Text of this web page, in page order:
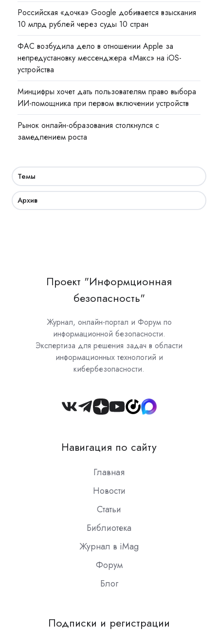
Российская «дочка» Google добивается взыскания
10 млрд рублей через суды 10 стран
ФАС возбудила дело в отношении Apple за
непредустановку мессенджера «Макс» на iOS-
устройства
Минцифры хочет дать пользователям право выбора
ИИ-помощника при первом включении устройств
Рынок онлайн-образования столкнулся с
замедлением роста
Темы
Архив
Проект "Информционная
безопасность"
Журнал, онлайн-портал и Форум по
информационной безопасности.
Экспертиза для решения задач в области
информационных технологий и
кибербезопасности.
Join
Slack
Навигация по сайту
Главная
Новости
Статьи
Библиотека
Журнал в iMag
Форум
Блог
Подписки и регистрации